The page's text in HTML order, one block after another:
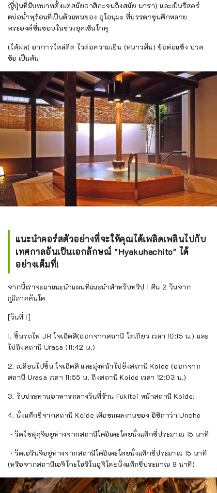
ญี่ปุ่นที่มีบทบาทตั้งแต่สมัยอาสึกะจนถึงสมัย นารา) และเป็นรีสอร์
ตบ่อน้ำพุร้อนที่เป็นตัวแทนของ อุโอนุมะ ที่บรรดาขุนศึกหลาย
พระองค์ชื่นชอบในช่วงยุคเซ็นโกคุ
(ได้ผล) อาการไหล่ติด ไวต่อความเย็น (หนาวสั่น) ข้อต่อแข็ง ปวด
ข้อ เป็นต้น
แนะนำคอร์สตัวอย่างที่จะให้คุณได้เพลิดเพลินไปกับ
เทศกาลอันเป็นเอกลักษณ์ "Hyakuhachito" ได้
อย่างเต็มที่!
จากนี้เราจะมาแนะนำแผนที่แนะนำสำหรับทริป 1 คืน 2 วันจาก
ภูมิภาคคันโต
[วันที่ 1]
1. ขึ้นรถไฟ JR โจเอ็ตสึ(ออกจากสถานี โตเกียว เวลา 10:15 น.) และ
ไปถึงสถานี Urasa (11:42 น.)
2. เปลี่ยนไปขึ้น โจเอ็ตสึ และมุ่งหน้าไปยังสถานี Koide (ออกจาก
สถานี Urasa เวลา 11:55 น. ถึงสถานี Koide เวลา 12:03 น.)
3. รับประทานอาหารกลางวันที่ร้าน Fukitei หน้าสถานี Koide!
4. นั่งแท็กซี่จากสถานี Koide เพื่อชมผลงานของ อิชิกาว่า Uncho
・วัดไซฟุคุจิอยู่ห่างจากสถานีโคอิเดะโดยนั่งแท็กซี่ประมาณ 15 นาที
・วัดเอรินจิอยู่ห่างจากสถานีโคอิเดะโดยนั่งแท็กซี่ประมาณ 15 นาที
(หรือจากสถานีเอจิโกะโฮริโนอุจิโดยนั่งแท็กซี่ประมาณ 8 นาที)